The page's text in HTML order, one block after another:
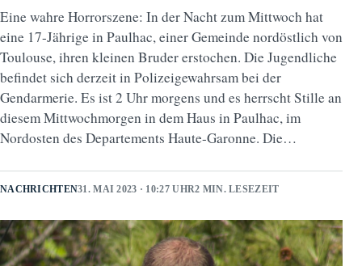
Eine wahre Horrorszene: In der Nacht zum Mittwoch hat
eine 17-Jährige in Paulhac, einer Gemeinde nordöstlich von
Toulouse, ihren kleinen Bruder erstochen. Die Jugendliche
befindet sich derzeit in Polizeigewahrsam bei der
Gendarmerie. Es ist 2 Uhr morgens und es herrscht Stille an
diesem Mittwochmorgen in dem Haus in Paulhac, im
Nordosten des Departements Haute-Garonne. Die…
NACHRICHTEN31. MAI 2023 · 10:27 UHR2 MIN. LESEZEIT